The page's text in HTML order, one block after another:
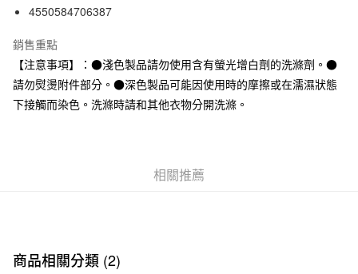
臺灣中小企業銀行
匯豐（台灣）商業銀行
聯邦商業銀行
元大商業銀行
永豐商業銀行
玉山商業銀行
星展（台灣）商業銀行
台新國際商業銀行
中國信託商業銀行
Apple Pay
街口支付
悠遊付
運送方式
每筆NT$65，滿NT$1,000(含以上)免運費
4550584706387
銷售重點
【注意事項】：●淺色製品請勿使用含有螢光增白劑的洗滌劑。●
請勿熨燙附件部分。●深色製品可能因使用時的摩擦或在濡濕狀態
下接觸而染色。洗滌時請和其他衣物分開洗滌。
相關推薦
商品相關分類 (2)